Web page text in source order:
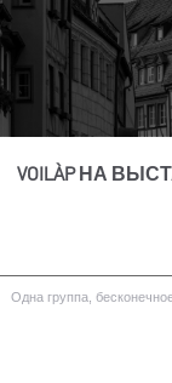
VOILÀP НА
Одна группа,